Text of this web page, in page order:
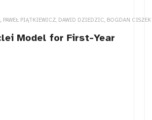
PIĄTKIEWICZ, DAWID DZIEDZIC, BOGDAN CISZEK
Model for First-Year